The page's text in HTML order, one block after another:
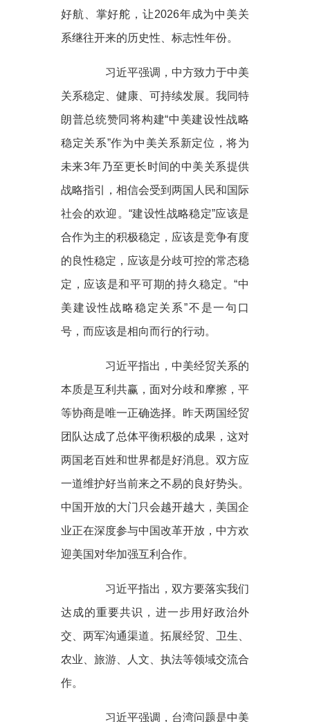
好航、掌好舵，让2026年成为中美关
系继往开来的历史性、标志性年份。
习近平强调，中方致力于中美
关系稳定、健康、可持续发展。我同特
朗普总统赞同将构建“中美建设性战略
稳定关系”作为中美关系新定位，将为
未来3年乃至更长时间的中美关系提供
战略指引，相信会受到两国人民和国际
社会的欢迎。“建设性战略稳定”应该是
合作为主的积极稳定，应该是竞争有度
的良性稳定，应该是分歧可控的常态稳
定，应该是和平可期的持久稳定。“中
美建设性战略稳定关系”不是一句口
号，而应该是相向而行的行动。
习近平指出，中美经贸关系的
本质是互利共赢，面对分歧和摩擦，平
等协商是唯一正确选择。昨天两国经贸
团队达成了总体平衡积极的成果，这对
两国老百姓和世界都是好消息。双方应
一道维护好当前来之不易的良好势头。
中国开放的大门只会越开越大，美国企
业正在深度参与中国改革开放，中方欢
迎美国对华加强互利合作。
习近平指出，双方要落实我们
达成的重要共识，进一步用好政治外
交、两军沟通渠道。拓展经贸、卫生、
农业、旅游、人文、执法等领域交流合
作。
习近平强调，台湾问题是中美